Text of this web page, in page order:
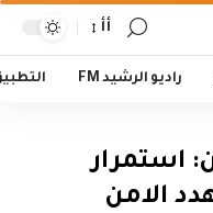
أأ
راديو الرشيد FM
استمرار
الامن